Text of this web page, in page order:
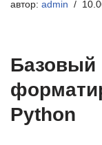
автор: admin
Базовый
Python